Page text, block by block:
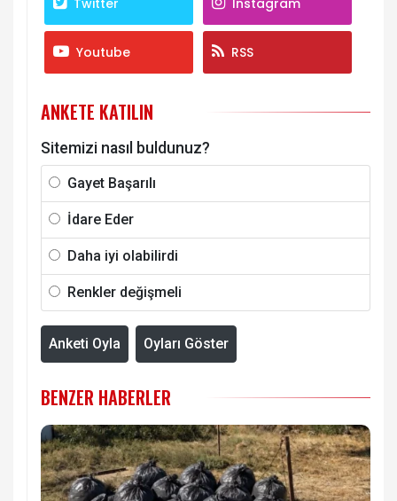
Youtube RSS
ANKETE KATILIN
Sitemizi nasıl buldunuz?
Gayet Başarılı
İdare Eder
Daha iyi olabilirdi
Renkler değişmeli
Anketi Oyla Oyları Göster
BENZER HABERLER